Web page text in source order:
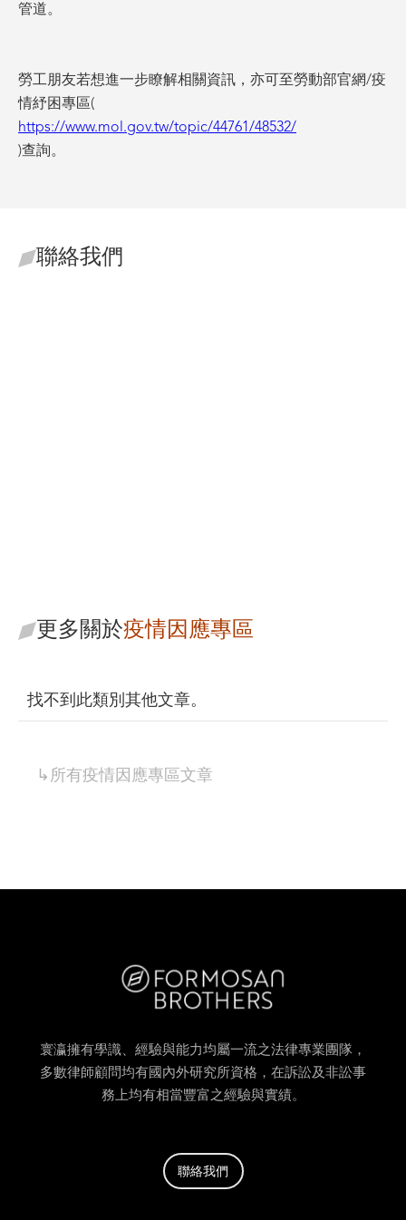
管道。
勞工朋友若想進一步瞭解相關資訊，亦可至勞動部官網/疫
情紓困專區(
https://www.mol.gov.tw/topic/44761/48532/
)查詢。
聯絡我們
更多關於疫情因應專區
找不到此類別其他文章。
↳所有疫情因應專區文章
寰瀛擁有學識、經驗與能力均屬一流之法律專業團隊，
多數律師顧問均有國內外研究所資格，在訴訟及非訟事
務上均有相當豐富之經驗與實績。
聯絡我們